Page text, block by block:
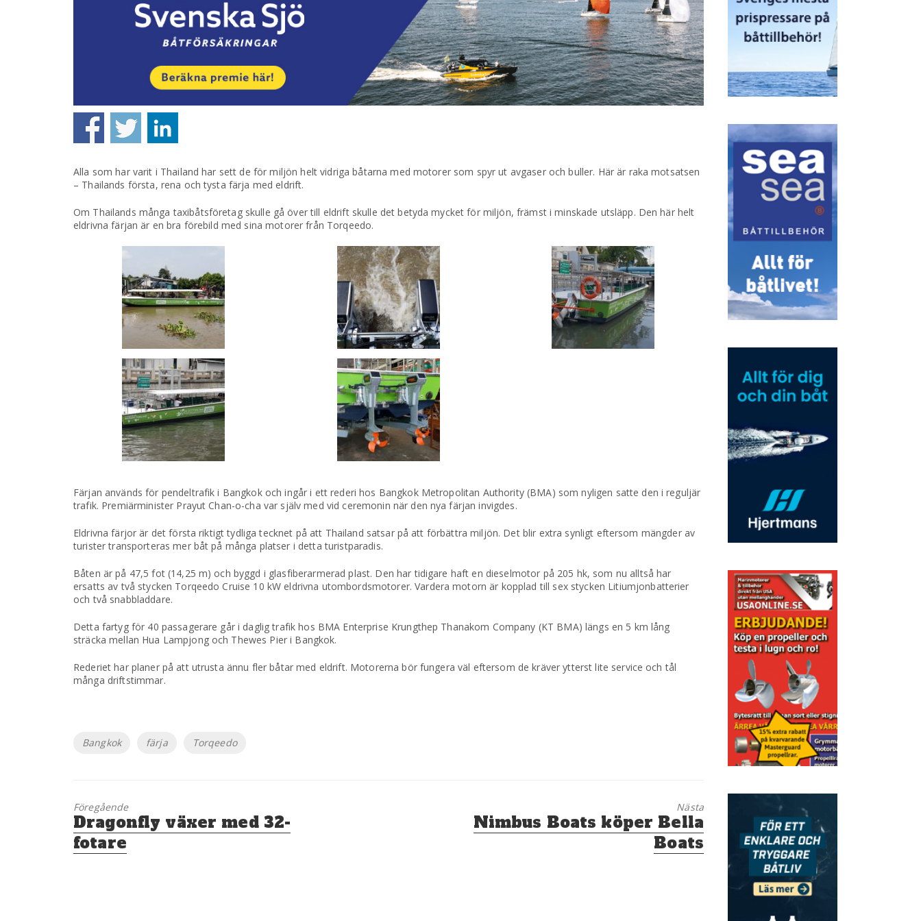
Alla som har varit i Thailand har sett de för miljön helt vidriga båtarna med motorer som spyr ut avgaser och buller. Här är raka motsatsen
– Thailands första, rena och tysta färja med eldrift.
Om Thailands många taxibåtsföretag skulle gå över till eldrift skulle det betyda mycket för miljön, främst i minskade utsläpp. Den här helt
eldrivna färjan är en bra förebild med sina motorer från Torqeedo.
Färjan används för pendeltrafik i Bangkok och ingår i ett rederi hos Bangkok Metropolitan Authority (BMA) som nyligen satte den i reguljär
trafik. Premiärminister Prayut Chan-o-cha var själv med vid ceremonin när den nya färjan invigdes.
Eldrivna färjor är det första riktigt tydliga tecknet på att Thailand satsar på att förbättra miljön. Det blir extra synligt eftersom mängder av
turister transporteras mer båt på många platser i detta turistparadis.
Båten är på 47,5 fot (14,25 m) och byggd i glasfiberarmerad plast. Den har tidigare haft en dieselmotor på 205 hk, som nu alltså har
ersatts av två stycken Torqeedo Cruise 10 kW eldrivna utombordsmotorer. Vardera motorn är kopplad till sex stycken Litiumjonbatterier
och två snabbladdare.
Detta fartyg för 40 passagerare går i daglig trafik hos BMA Enterprise Krungthep Thanakom Company (KT BMA) längs en 5 km lång
sträcka mellan Hua Lampjong och Thewes Pier i Bangkok.
Rederiet har planer på att utrusta ännu fler båtar med eldrift. Motorerna bör fungera väl eftersom de kräver ytterst lite service och tål
många driftstimmar.
Etiketter
Bangkok färja Torqeedo
Föregående
Föregående
inlägg:
Dragonfly växer med 32-
fotare
Nästa
Nästa
inlägg:
Nimbus Boats köper Bella
Boats